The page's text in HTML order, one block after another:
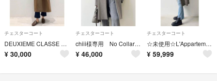
チェスターコート
DEUXIEME CLASSE Volume Coat
¥ 30,000
チェスターコート
chiii様専用 No Collar Chester Coat
¥ 46,000
チェスターコート
☆未使用☆L'Appartement CHECK W COAT
¥ 59,999